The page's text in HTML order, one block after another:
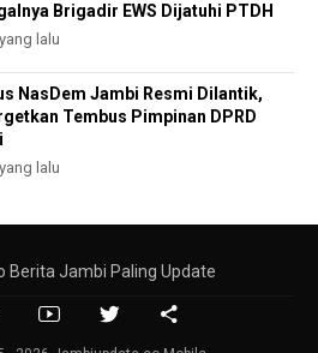
Brigadir EWS Dijatuhi PTDH
lalu
NasDem Jambi Resmi Dilantik,
Tembus Pimpinan DPRD
lalu
Berita Jambi Paling Update